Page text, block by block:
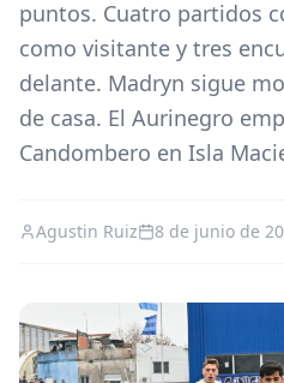
puntos. Cuatro partidos
como visitante y tres
delante. Madryn sigue
de casa. El Aurinegro
Candombero en Isla
Agustin Ruiz 8 de junio de